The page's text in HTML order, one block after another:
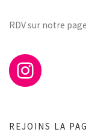
RDV sur notre
REJOINS LA